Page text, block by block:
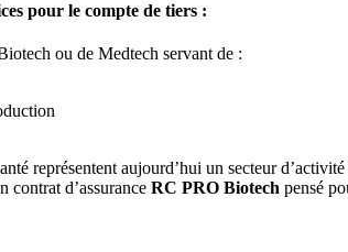
pour le compte de tiers :
ou de Medtech servant de :
représentent aujourd’hui un secteur
contrat d’assurance RC PRO Biotech pensé